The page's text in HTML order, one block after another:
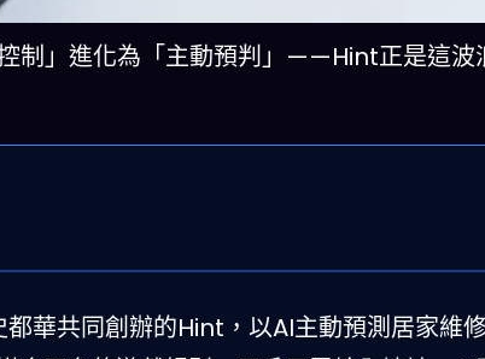
制」進化為「主動預判」——Hint正是這
都華共同創辦的Hint，以AI主動預測居家維